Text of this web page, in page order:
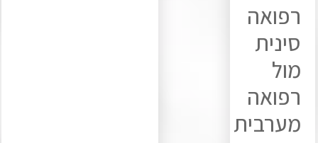
רפואה
סינית
מול
רפואה
מערבית